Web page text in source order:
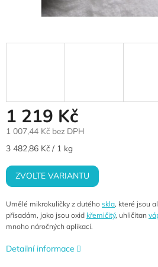
1 219 Kč
1 007,44 Kč bez DPH
Měrná
3 482,86 Kč / 1 kg
ZVOLTE VARIANTU
Umělé mikrokuličky z dutého skla, které jsou
přísadám, jako jsou oxid křemičitý, uhličitan
mnoho náročných aplikací.
Detailní informace